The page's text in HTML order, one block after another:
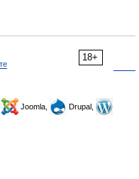
18+
Joomla,
Drupal,